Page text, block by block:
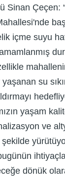
Sinan Çeçen:
içme suyu
su
yaşam
ve
dönük